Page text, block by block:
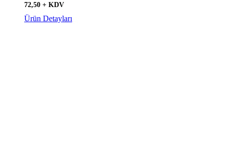
72,50 + KDV
Ürün Detayları